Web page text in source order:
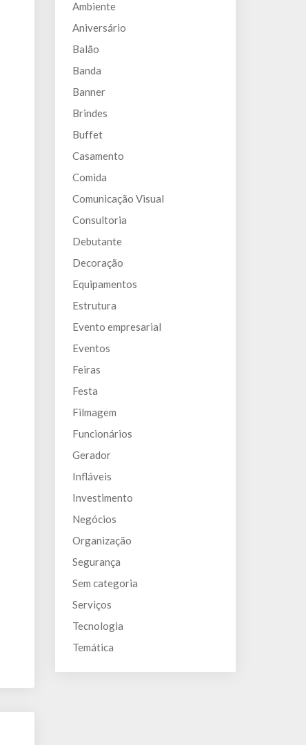
Ambiente
Aniversário
Balão
Banda
Banner
Brindes
Buffet
Casamento
Comida
Comunicação Visual
Consultoria
Debutante
Decoração
Equipamentos
Estrutura
Evento empresarial
Eventos
Feiras
Festa
Filmagem
Funcionários
Gerador
Infláveis
Investimento
Negócios
Organização
Segurança
Sem categoria
Serviços
Tecnologia
Temática